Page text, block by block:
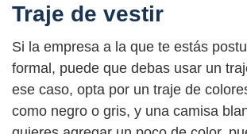
Traje de vestir
Si la empresa a la que te estás
formal, puede que debas usar un
ese caso, opta por un traje de
como negro o gris, y una camisa